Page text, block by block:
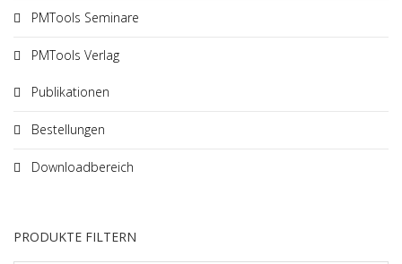
PMTools Seminare
PMTools Verlag
Publikationen
Bestellungen
Downloadbereich
PRODUKTE FILTERN